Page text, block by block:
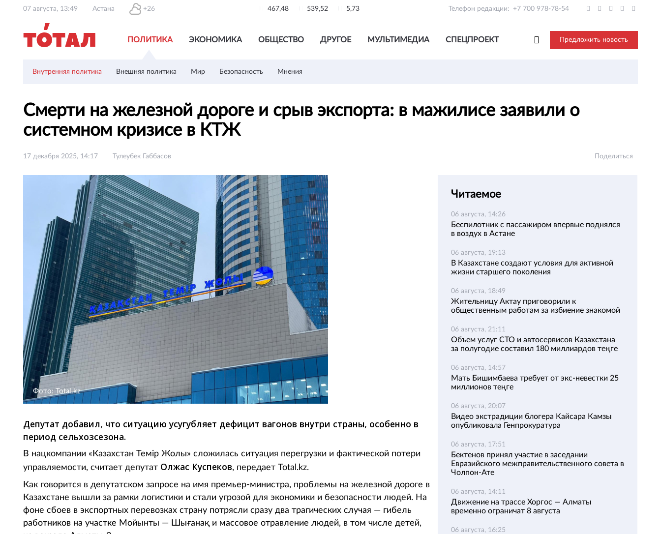
07 августа, 13:49 Астана +26 467,48 539,52 5,73 Телефон редакции: +7 700 978-78-54
ПОЛИТИКА ЭКОНОМИКА ОБЩЕСТВО ДРУГОЕ МУЛЬТИМЕДИА СПЕЦПРОЕКТ Предложить новость
Внутренняя политика Внешняя политика Мир Безопасность Мнения
Смерти на железной дороге и срыв экспорта: в мажилисе заявили о
системном кризисе в КТЖ
17 декабря 2025, 14:17 Тулеубек Габбасов Поделиться
Фото: Total.kz
Депутат добавил, что ситуацию усугубляет дефицит вагонов внутри страны, особенно в
период сельхозсезона.
В нацкомпании «Казахстан Темiр Жолы» сложилась ситуация перегрузки и фактической потери
управляемости, считает депутат Олжас Куспеков, передает Total.kz.
Как говорится в депутатском запросе на имя премьер-министра, проблемы на железной дороге в
Казахстане вышли за рамки логистики и стали угрозой для экономики и безопасности людей. На
фоне сбоев в экспортных перевозках страну потрясли сразу два трагических случая — гибель
работников на участке Мойынты — Шығанақ и массовое отравление людей, в том числе детей,
Читаемое
06 августа, 14:26
Беспилотник с пассажиром впервые поднялся
в воздух в Астане
06 августа, 19:13
В Казахстане создают условия для активной
жизни старшего поколения
06 августа, 18:49
Жительницу Актау приговорили к
общественным работам за избиение знакомой
06 августа, 21:11
Объем услуг СТО и автосервисов Казахстана
за полугодие составил 180 миллиардов теңге
06 августа, 14:57
Мать Бишимбаева требует от экс-невестки 25
миллионов теңге
06 августа, 20:07
Видео экстрадиции блогера Кайсара Камзы
опубликовала Генпрокуратура
06 августа, 17:51
Бектенов принял участие в заседании
Евразийского межправительственного совета в
Чолпон-Ате
06 августа, 14:11
Движение на трассе Хоргос — Алматы
временно ограничат 8 августа
06 августа, 16:25